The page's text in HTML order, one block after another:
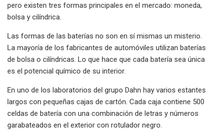
pero existen tres formas principales en el mercado: moneda,
bolsa y cilíndrica.
Las formas de las baterías no son en sí mismas un misterio.
La mayoría de los fabricantes de automóviles utilizan baterías
de bolsa o cilíndricas. Lo que hace que cada batería sea única
es el potencial químico de su interior.
En uno de los laboratorios del grupo Dahn hay varios estantes
largos con pequeñas cajas de cartón. Cada caja contiene 500
celdas de batería con una combinación de letras y números
garabateados en el exterior con rotulador negro.